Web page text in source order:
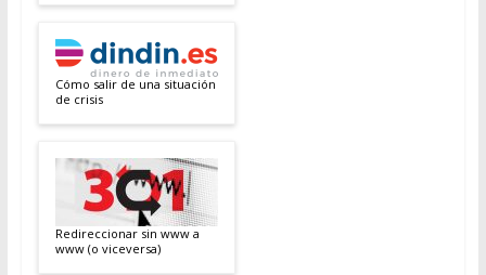
Cómo salir de una situación
de crisis
Redireccionar sin www a
www (o viceversa)